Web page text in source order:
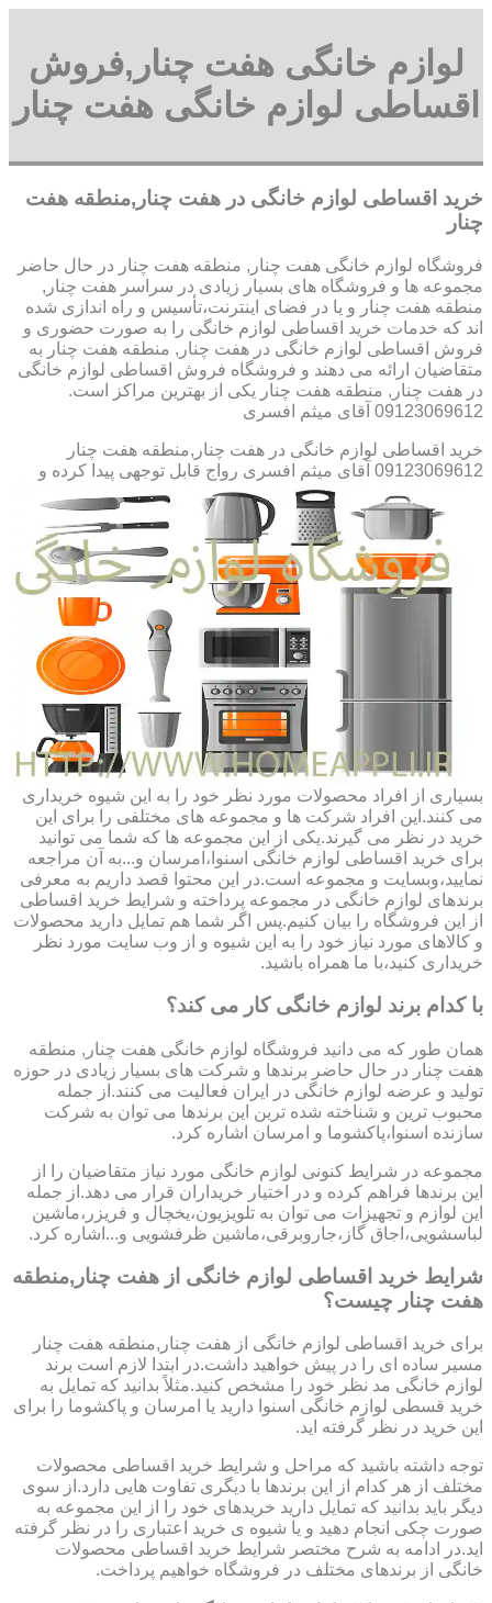
لوازم خانگی هفت چنار,فروش
اقساطی لوازم خانگی هفت چنار
خرید اقساطی لوازم خانگی در هفت چنار,منطقه هفت
چنار
فروشگاه لوازم خانگی هفت چنار, منطقه هفت چنار در حال حاضر
مجموعه ها و فروشگاه های بسیار زیادی در سراسر هفت چنار,
منطقه هفت چنار و یا در فضای اینترنت،تأسیس و راه اندازی شده
اند که خدمات خرید اقساطی لوازم خانگی را به صورت حضوری و
فروش اقساطی لوازم خانگی در هفت چنار, منطقه هفت چنار به
متقاضیان ارائه می دهند و فروشگاه فروش اقساطی لوازم خانگی
در هفت چنار, منطقه هفت چنار یکی از بهترین مراکز است.
09123069612 آقای میثم افسری
خرید اقساطی لوازم خانگی در هفت چنار,منطقه هفت چنار
09123069612 آقای میثم افسری
رواج قابل توجهی پیدا کرده و
بسیاری از افراد محصولات مورد نظر خود را به این شیوه خریداری
می کنند.این افراد شرکت ها و مجموعه های مختلفی را برای این
خرید در نظر می گیرند.یکی از این مجموعه ها که شما می توانید
برای خرید اقساطی لوازم خانگی اسنوا،امرسان و...به آن مراجعه
نمایید،وبسایت و مجموعه است.در این محتوا قصد داریم به معرفی
برندهای لوازم خانگی در مجموعه پرداخته و شرایط خرید اقساطی
از این فروشگاه را بیان کنیم.پس اگر شما هم تمایل دارید محصولات
و کالاهای مورد نیاز خود را به این شیوه و از وب سایت مورد نظر
خریداری کنید،با ما همراه باشید.
با کدام برند لوازم خانگی کار می کند؟
همان طور که می دانید فروشگاه لوازم خانگی هفت چنار, منطقه
هفت چنار در حال حاضر برندها و شرکت های بسیار زیادی در حوزه
تولید و عرضه لوازم خانگی در ایران فعالیت می کنند.از جمله
محبوب ترین و شناخته شده ترین این برندها می توان به شرکت
سازنده اسنوا،پاکشوما و امرسان اشاره کرد.
مجموعه در شرایط کنونی لوازم خانگی مورد نیاز متقاضیان را از
این برندها فراهم کرده و در اختیار خریداران قرار می دهد.از جمله
این لوازم و تجهیزات می توان به تلویزیون،یخچال و فریزر،ماشین
لباسشویی،اجاق گاز،جاروبرقی،ماشین ظرفشویی و...اشاره کرد.
شرایط خرید اقساطی لوازم خانگی از هفت چنار,منطقه
هفت چنار چیست؟
برای خرید اقساطی لوازم خانگی از هفت چنار,منطقه هفت چنار
مسیر ساده ای را در پیش خواهید داشت.در ابتدا لازم است برند
لوازم خانگی مد نظر خود را مشخص کنید.مثلاً بدانید که تمایل به
خرید قسطی لوازم خانگی اسنوا دارید یا امرسان و پاکشوما را برای
این خرید در نظر گرفته اید.
توجه داشته باشید که مراحل و شرایط خرید اقساطی محصولات
مختلف از هر کدام از این برندها با دیگری تفاوت هایی دارد.از سوی
دیگر باید بدانید که تمایل دارید خریدهای خود را از این مجموعه به
صورت چکی انجام دهید و یا شیوه ی خرید اعتباری را در نظر گرفته
اید.در ادامه به شرح مختصر شرایط خرید اقساطی محصولات
خانگی از برندهای مختلف در فروشگاه خواهیم پرداخت.